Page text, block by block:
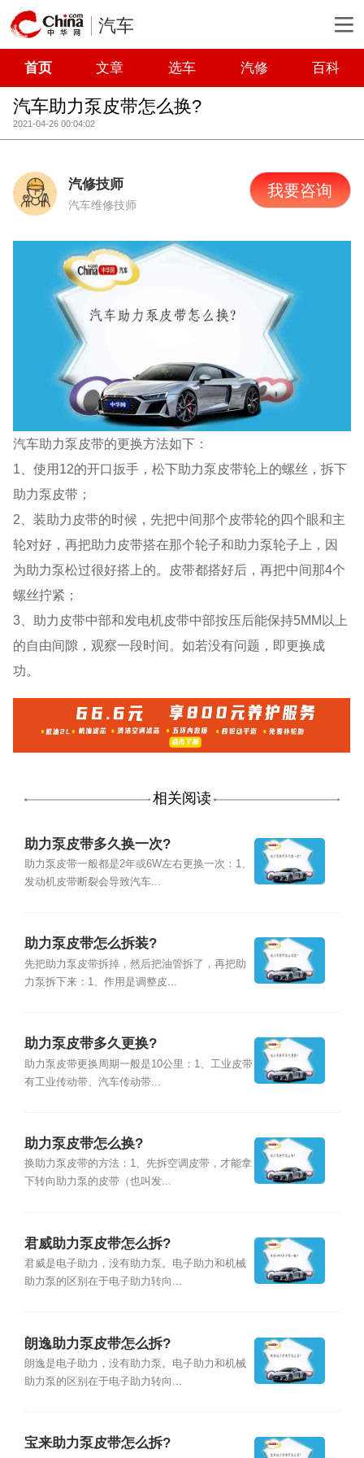
汽车
首页 文章 选车 汽修 百科
汽车助力泵皮带怎么换?
2021-04-26 00:04:02
汽修技师
汽车维修技师
我要咨询
汽车助力泵皮带的更换方法如下：
1、使用12的开口扳手，松下助力泵皮带轮上的螺丝，拆下
助力泵皮带；
2、装助力皮带的时候，先把中间那个皮带轮的四个眼和主
轮对好，再把助力皮带搭在那个轮子和助力泵轮子上，因
为助力泵松过很好搭上的。皮带都搭好后，再把中间那4个
螺丝拧紧；
3、助力皮带中部和发电机皮带中部按压后能保持5MM以上
的自由间隙，观察一段时间。如若没有问题，即更换成
功。
相关阅读
助力泵皮带多久换一次?
助力泵皮带一般都是2年或6W左右更换一次：1、
发动机皮带断裂会导致汽车...
助力泵皮带怎么拆装?
先把助力泵皮带拆掉，然后把油管拆了，再把助
力泵拆下来：1、作用是调整皮...
助力泵皮带多久更换?
助力泵皮带更换周期一般是10公里：1、工业皮带
有工业传动带、汽车传动带...
助力泵皮带怎么换?
换助力泵皮带的方法：1、先拆空调皮带，才能拿
下转向助力泵的皮带（也叫发...
君威助力泵皮带怎么拆?
君威是电子助力，没有助力泵。电子助力和机械
助力泵的区别在于电子助力转向...
朗逸助力泵皮带怎么拆?
朗逸是电子助力，没有助力泵。电子助力和机械
助力泵的区别在于电子助力转向...
宝来助力泵皮带怎么拆?